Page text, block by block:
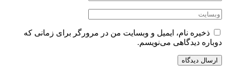
ذخیره نام، ایمیل و وبسایت من در مرورگر برای زمانی که
دوباره دیدگاهی می‌نویسم.